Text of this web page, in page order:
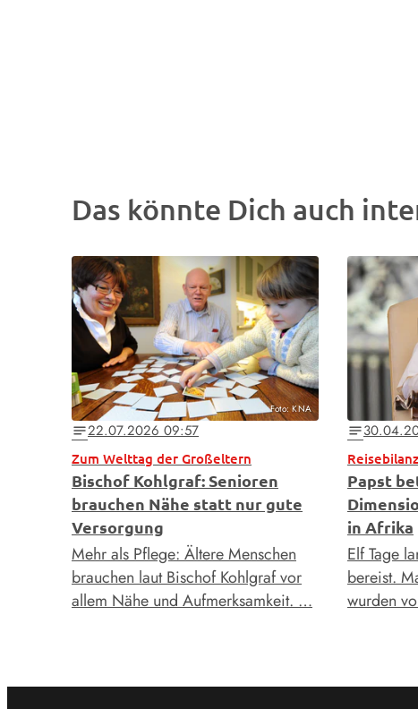
Das könnte Dich auch
Foto: KNA
notes22.07.2026 09:57
Zum Welttag der Großeltern
Bischof Kohlgraf: Senioren
brauchen Nähe statt nur gute
Versorgung
Mehr als Pflege: Ältere Menschen
brauchen laut Bischof Kohlgraf vor
allem Nähe und Aufmerksamkeit. …
notes
Reisebilanz
Papst
in Afrika
Elf Tage
bereist.
wurden